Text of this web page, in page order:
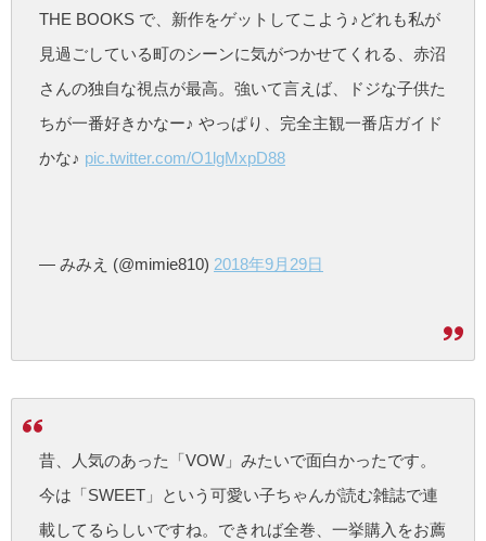
THE BOOKS で、新作をゲットしてこよう♪どれも私が
見過ごしている町のシーンに気がつかせてくれる、赤沼
さんの独自な視点が最高。強いて言えば、ドジな子供た
ちが一番好きかなー♪ やっぱり、完全主観一番店ガイド
かな♪ pic.twitter.com/O1lgMxpD88
— みみえ (@mimie810) 2018年9月29日
昔、人気のあった「VOW」みたいで面白かったです。
今は「SWEET」という可愛い子ちゃんが読む雑誌で連
載してるらしいですね。できれば全巻、一挙購入をお薦